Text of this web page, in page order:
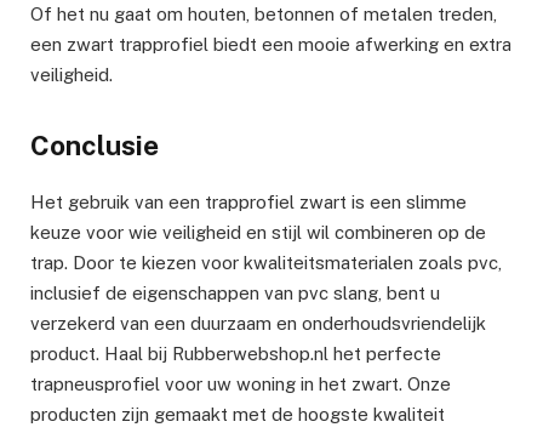
Of het nu gaat om houten, betonnen of metalen treden,
een zwart trapprofiel biedt een mooie afwerking en extra
veiligheid.
Conclusie
Het gebruik van een trapprofiel zwart is een slimme
keuze voor wie veiligheid en stijl wil combineren op de
trap. Door te kiezen voor kwaliteitsmaterialen zoals pvc,
inclusief de eigenschappen van pvc slang, bent u
verzekerd van een duurzaam en onderhoudsvriendelijk
product. Haal bij Rubberwebshop.nl het perfecte
trapneusprofiel voor uw woning in het zwart. Onze
producten zijn gemaakt met de hoogste kwaliteit